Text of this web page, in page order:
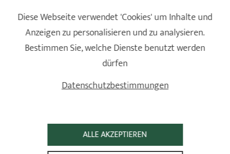
TÖPFEN AUS EDELSTAHL?
Diese Webseite verwendet 'Cookies' um Inhalte und
Anzeigen zu personalisieren und zu analysieren.
Bestimmen Sie, welche Dienste benutzt werden
dürfen
ALLE AKZEPTIEREN
Datenschutzbestimmungen